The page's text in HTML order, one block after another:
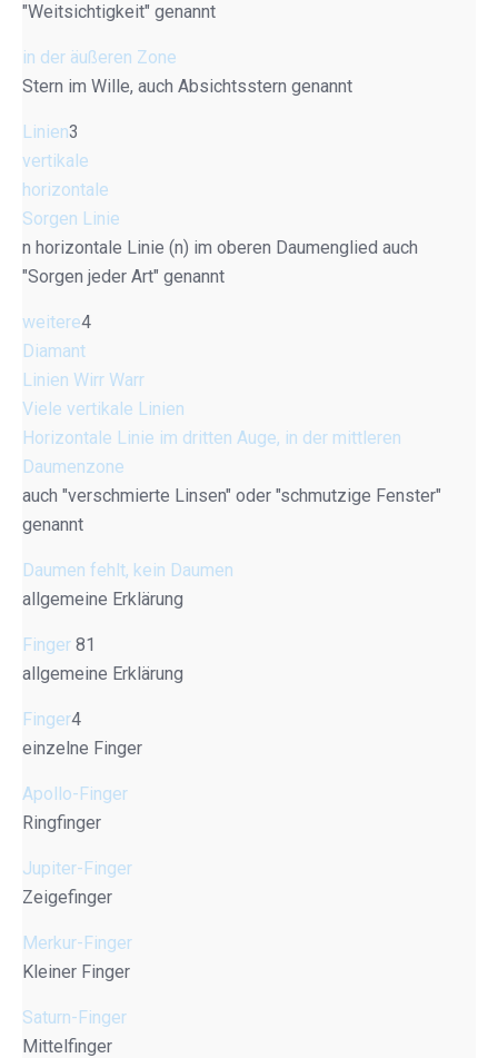
"Weitsichtigkeit" genannt
in der äußeren Zone
Stern im Wille, auch Absichtsstern genannt
Linien3
vertikale
horizontale
Sorgen Linie
n horizontale Linie (n) im oberen Daumenglied auch
"Sorgen jeder Art" genannt
weitere4
Diamant
Linien Wirr Warr
Viele vertikale Linien
Horizontale Linie im dritten Auge, in der mittleren
Daumenzone
auch "verschmierte Linsen" oder "schmutzige Fenster"
genannt
Daumen fehlt, kein Daumen
allgemeine Erklärung
Finger 81
allgemeine Erklärung
Finger4
einzelne Finger
Apollo-Finger
Ringfinger
Jupiter-Finger
Zeigefinger
Merkur-Finger
Kleiner Finger
Saturn-Finger
Mittelfinger